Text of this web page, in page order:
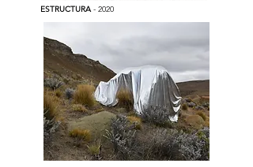
ESTRUCTURA- 2020